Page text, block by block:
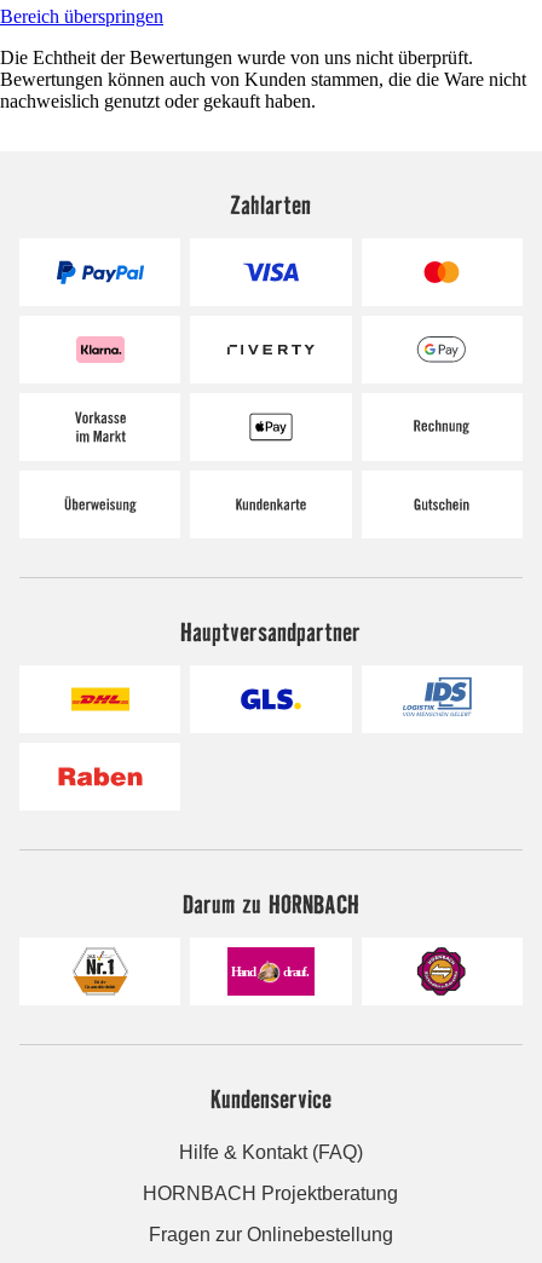
Bereich überspringen
Die Echtheit der Bewertungen wurde von uns nicht überprüft.
Bewertungen können auch von Kunden stammen, die die Ware nicht
nachweislich genutzt oder gekauft haben.
Zahlarten
Hauptversandpartner
Darum zu HORNBACH
Kundenservice
Hilfe & Kontakt (FAQ)
HORNBACH Projektberatung
Fragen zur Onlinebestellung